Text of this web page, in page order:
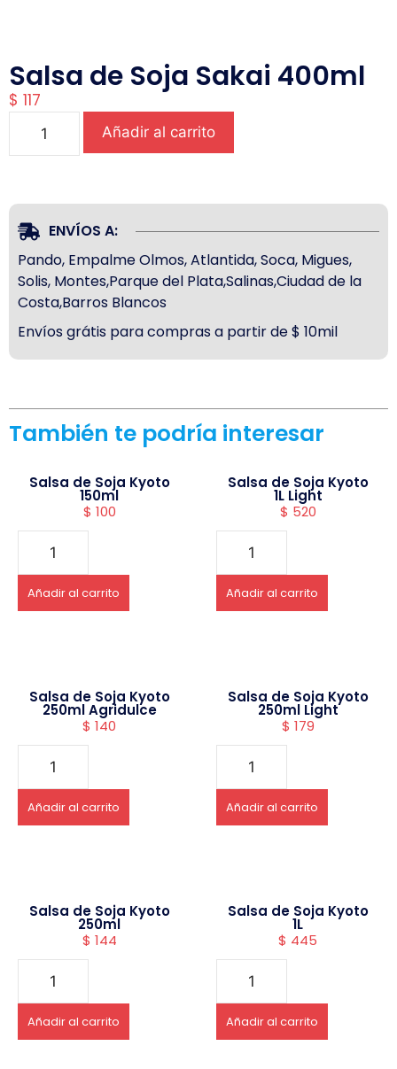
Salsa de Soja Sakai 400ml
$ 117
Añadir al carrito
ENVÍOS A:
Pando, Empalme Olmos, Atlantida, Soca, Migues,
Solis, Montes,Parque del Plata,Salinas,Ciudad de la
Costa,Barros Blancos
Envíos grátis para compras a partir de $ 10mil
También te podría interesar
Salsa de Soja Kyoto
150ml
$ 100
Añadir al carrito
Salsa de Soja Kyoto
1L Light
$ 520
Añadir al carrito
Salsa de Soja Kyoto
250ml Agridulce
$ 140
Añadir al carrito
Salsa de Soja Kyoto
250ml Light
$ 179
Añadir al carrito
Salsa de Soja Kyoto
250ml
$ 144
Añadir al carrito
Salsa de Soja Kyoto
1L
$ 445
Añadir al carrito